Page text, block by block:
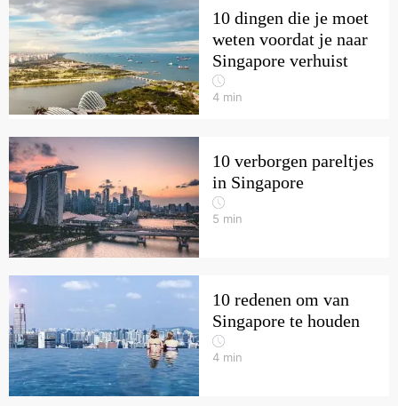
10 dingen die je moet
weten voordat je naar
Singapore verhuist
4 min
10 verborgen pareltjes
in Singapore
5 min
10 redenen om van
Singapore te houden
4 min